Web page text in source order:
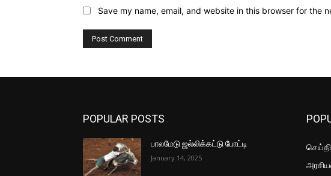
Save my name, email, and website in this browser for the
POPULAR POSTS
பாலமேடு ஜல்லிக்கட்டு போட்டி
January 14, 2025